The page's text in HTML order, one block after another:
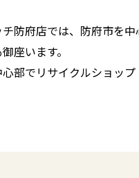
防府店では、防府市を
座います。
部でリサイクルショッ